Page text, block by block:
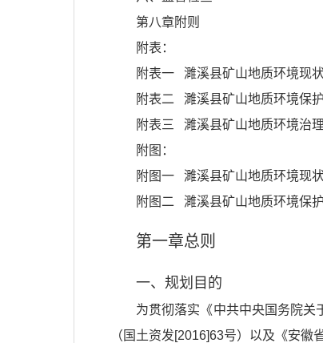
第八章附则
附表：
附表一 濉溪县矿山地质环境现
附表二 濉溪县矿山地质环境保
附表三 濉溪县矿山地质环境治
附图：
附图一 濉溪县矿山地质环境现
附图二 濉溪县矿山地质环境保
第一章总则
一、规划目的
为贯彻落实《中共中央国务院关
（国土资发[2016]63号）以及《安